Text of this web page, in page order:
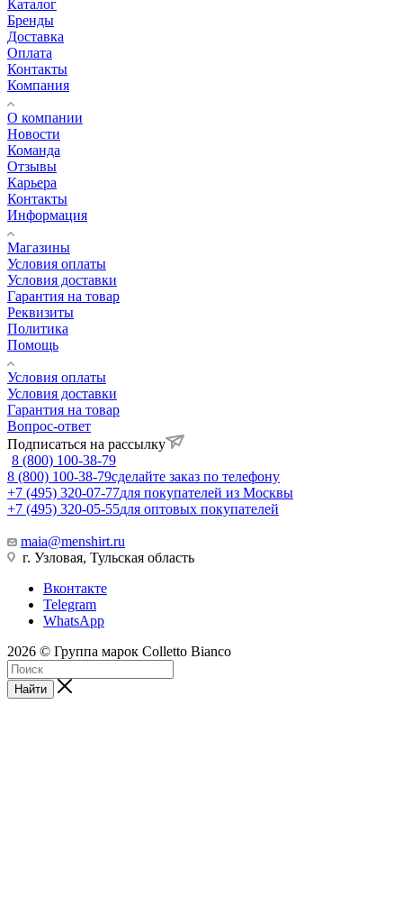
Каталог
Бренды
Доставка
Оплата
Контакты
Компания
О компании
Новости
Команда
Отзывы
Карьера
Контакты
Информация
Магазины
Условия оплаты
Условия доставки
Гарантия на товар
Реквизиты
Политика
Помощь
Условия оплаты
Условия доставки
Гарантия на товар
Вопрос-ответ
Подписаться на рассылку
8 (800) 100-38-79
8 (800) 100-38-79сделайте заказ по телефону
+7 (495) 320-07-77для покупателей из Москвы
+7 (495) 320-05-55для оптовых покупателей
maia@menshirt.ru
г. Узловая, Тульская область
Вконтакте
Telegram
WhatsApp
2026 © Группа марок Colletto Bianco
Найти